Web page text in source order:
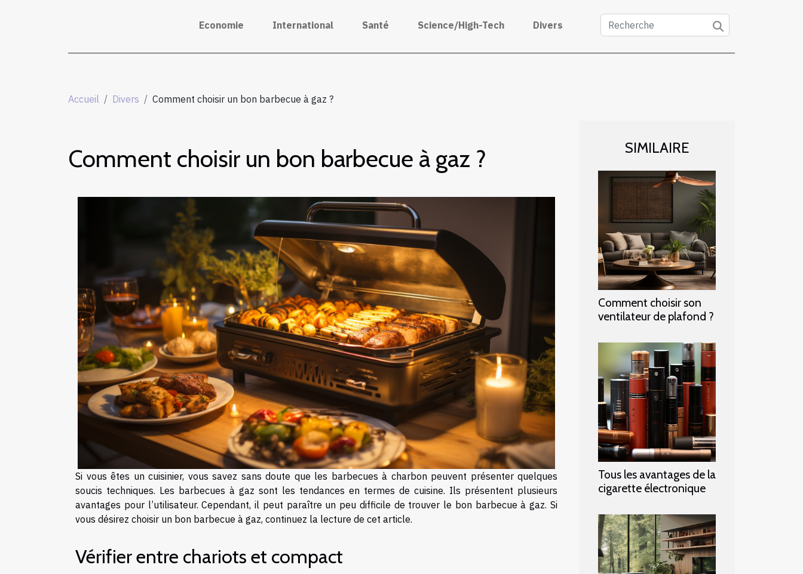
Economie International Santé Science/High-Tech Divers
Accueil Divers Comment choisir un bon barbecue à gaz ?
Comment choisir un bon barbecue à gaz ?
Si vous êtes un cuisinier, vous savez sans doute que les barbecues à charbon peuvent présenter quelques
soucis techniques. Les barbecues à gaz sont les tendances en termes de cuisine. Ils présentent plusieurs
avantages pour l’utilisateur. Cependant, il peut paraître un peu difficile de trouver le bon barbecue à gaz. Si
vous désirez choisir un bon barbecue à gaz, continuez la lecture de cet article.
Vérifier entre chariots et compact
SIMILAIRE
Comment choisir son
ventilateur de plafond ?
Tous les avantages de la
cigarette électronique